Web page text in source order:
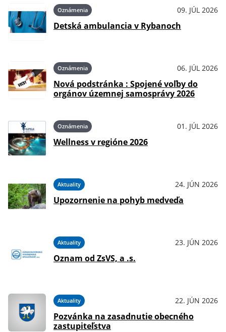
Oznámenia 09. JÚL 2026
Detská ambulancia v Rybanoch
Oznámenia 06. JÚL 2026
Nová podstránka : Spojené voľby do
orgánov územnej samosprávy 2026
Oznámenia 01. JÚL 2026
Wellness v regióne 2026
Aktuality 24. JÚN 2026
Upozornenie na pohyb medveďa
Aktuality 23. JÚN 2026
Oznam od ZsVS, a .s.
Aktuality 22. JÚN 2026
Pozvánka na zasadnutie obecného
zastupiteľstva